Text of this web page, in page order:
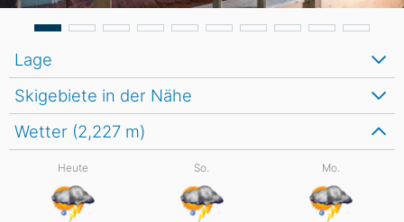
Lage
Wetter (2,227 m)
Heute So. Mo.
Skigebiete in der Nähe